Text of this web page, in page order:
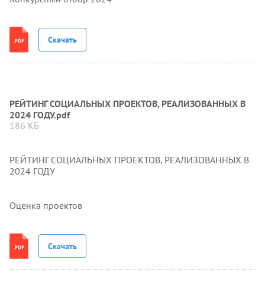
Скачать
РЕЙТИНГ СОЦИАЛЬНЫХ ПРОЕКТОВ, РЕАЛИЗОВАННЫХ В
2024 ГОДУ.pdf
186 КБ
РЕЙТИНГ СОЦИАЛЬНЫХ ПРОЕКТОВ, РЕАЛИЗОВАННЫХ В
2024 ГОДУ
Оценка проектов
Скачать